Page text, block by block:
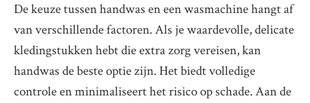
De keuze tussen handwas en een wasmachine hangt af
van verschillende factoren. Als je waardevolle, delicate
kledingstukken hebt die extra zorg vereisen, kan
handwas de beste optie zijn. Het biedt volledige
controle en minimaliseert het risico op schade. Aan de